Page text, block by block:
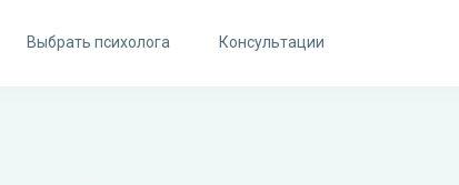
Выбрать психолога Консультации